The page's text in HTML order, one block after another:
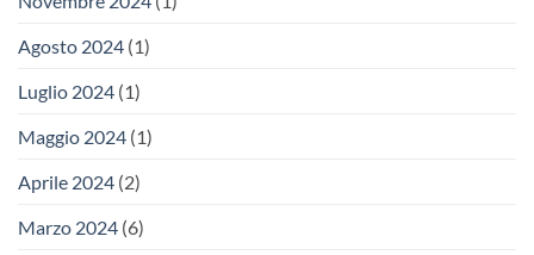
Agosto 2024 (1)
Luglio 2024 (1)
Maggio 2024 (1)
Aprile 2024 (2)
Marzo 2024 (6)